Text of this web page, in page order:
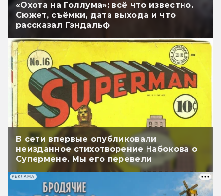
«Охота на Голлума»: всё что известно.
Сюжет, съёмки, дата выхода и что
рассказал Гэндальф
В сети впервые опубликовали
неизданное стихотворение Набокова о
Супермене. Мы его перевели
РЕКЛАМА